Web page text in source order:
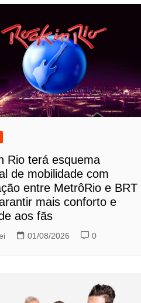
Rio terá esquema
de mobilidade com
entre MetrôRio e BRT
mais conforto e
aos fãs
01/08/2026 0